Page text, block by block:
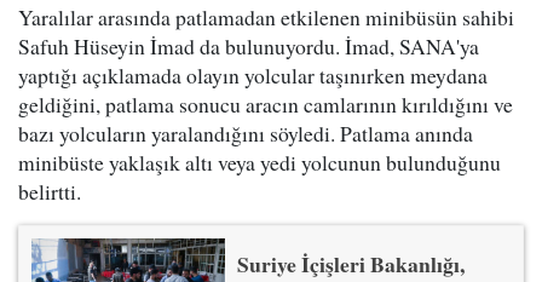
Yaralılar arasında patlamadan etkilenen minibüsün sahibi
Safuh Hüseyin İmad da bulunuyordu. İmad, SANA'ya
yaptığı açıklamada olayın yolcular taşınırken meydana
geldiğini, patlama sonucu aracın camlarının kırıldığını ve
bazı yolcuların yaralandığını söyledi. Patlama anında
minibüste yaklaşık altı veya yedi yolcunun bulunduğunu
belirtti.
Suriye İçişleri Bakanlığı,